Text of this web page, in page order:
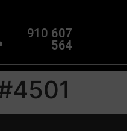
910 607
564